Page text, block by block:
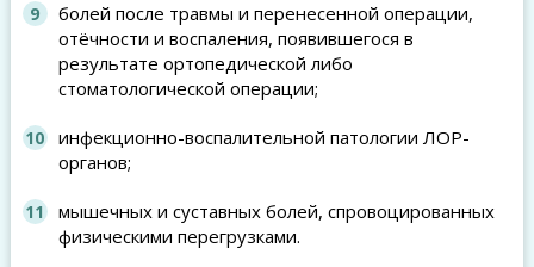
болей после травмы и перенесенной операции,
отёчности и воспаления, появившегося в
результате ортопедической либо
стоматологической операции;
инфекционно-воспалительной патологии ЛОР-
органов;
мышечных и суставных болей, спровоцированных
физическими перегрузками.